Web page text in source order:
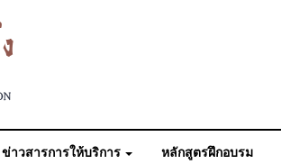
ข่าวสารการให้บริการ หลักสูตรฝึกอบรม